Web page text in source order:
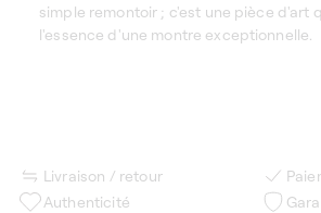
simple remontoir ; c'est une pièce d'art
l'essence d'une montre exceptionnelle.
Livraison / retour
Authenticité